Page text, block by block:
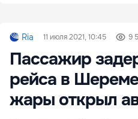
Ria 11 июля 2021, 10:45 9
Пассажир
рейса в
жары открыл